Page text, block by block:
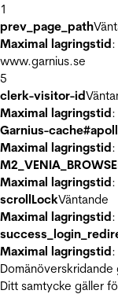
1
prev_page_path
Maximal lagringstid
www.garnius.se
5
clerk-visitor-id
Maximal lagringstid
Garnius-
Maximal lagringstid
Maximal lagringstid
scrollLockVäntande
Maximal lagringstid:
Maximal lagringstid:
Domänöverskridande
Ditt samtycke gäller